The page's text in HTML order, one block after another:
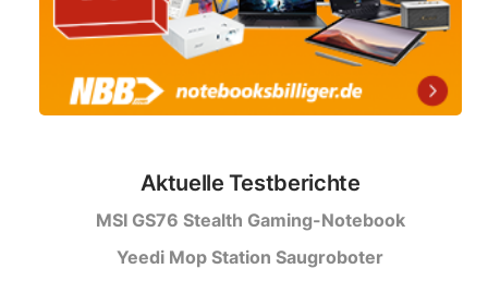
Aktuelle Testberichte
MSI GS76 Stealth Gaming-Notebook
Yeedi Mop Station Saugroboter